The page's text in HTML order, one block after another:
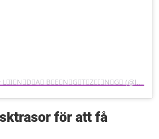
för att få